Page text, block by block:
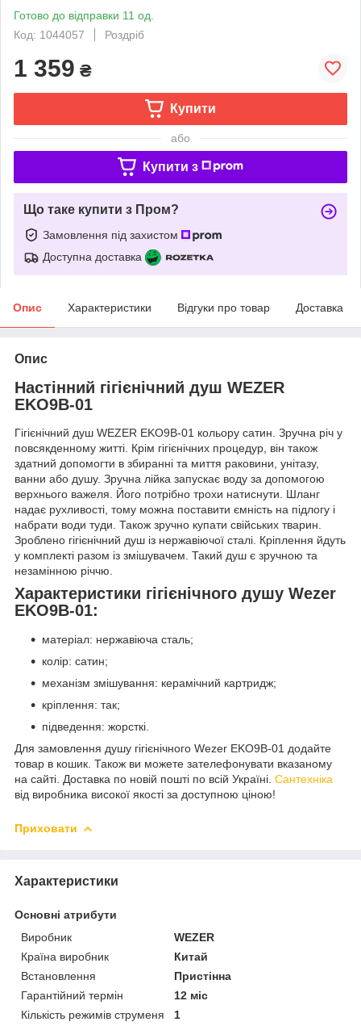
Готово до відправки 11 од.
Код: 1044057
Роздріб
1 359 ₴
Купити
або
Купити з
Що таке купити з Пром?
Замовлення під захистом
Доступна доставка
Опис Характеристики Відгуки про товар Доставка
Опис
Настінний гігієнічний душ WEZER
EKO9B-01
Гігієнічний душ WEZER EKO9B-01 кольору сатин. Зручна річ у
повсякденному житті. Крім гігієнічних процедур, він також
здатний допомогти в збиранні та миття раковини, унітазу,
ванни або душу. Зручна лійка запускає воду за допомогою
верхнього важеля. Його потрібно трохи натиснути. Шланг
надає рухливості, тому можна поставити ємність на підлогу і
набрати води туди. Також зручно купати свійських тварин.
Зроблено гігієнічний душ із нержавіючої сталі. Кріплення йдуть
у комплекті разом із змішувачем. Такий душ є зручною та
незамінною річчю.
Характеристики гігієнічного душу Wezer
EKO9B-01:
матеріал: нержавіюча сталь;
колір: сатин;
механізм змішування: керамічний картридж;
кріплення: так;
підведення: жорсткі.
Для замовлення душу гігієнічного Wezer EKO9B-01 додайте
товар в кошик. Також ви можете зателефонувати вказаному
на сайті. Доставка по новій пошті по всій Україні. Сантехніка
від виробника високої якості за доступною ціною!
Приховати
Характеристики
Основні атрибути
Виробник
WEZER
Країна виробник
Китай
Встановлення
Пристінна
Гарантійний термін
12 міс
Кількість режимів струменя
1